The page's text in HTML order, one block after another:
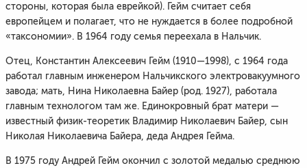
стороны, которая была еврейкой). Гейм считает себя
европейцем и полагает, что не нуждается в более подробной
«таксономии». В 1964 году семья переехала в Нальчик.
Отец, Константин Алексеевич Гейм (1910—1998), с 1964 года
работал главным инженером Нальчикского электровакуумного
завода; мать, Нина Николаевна Байер (род. 1927), работала
главным технологом там же. Единокровный брат матери —
известный физик-теоретик Владимир Николаевич Байер, сын
Николая Николаевича Байера, деда Андрея Гейма.
В 1975 году Андрей Гейм окончил с золотой медалью среднюю